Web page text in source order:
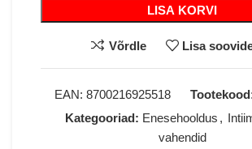
LISA KORVI
Võrdle Lisa
EAN: 8700216925518
Kategooriad: Enesehooldus ,
vahendid